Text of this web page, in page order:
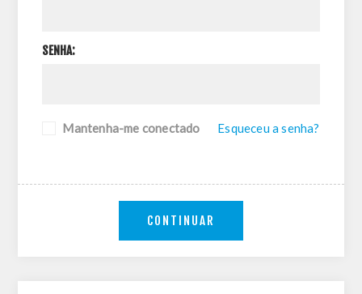
SENHA:
Mantenha-me conectado Esqueceu a senha?
CONTINUAR